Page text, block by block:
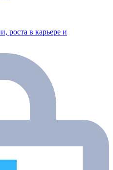
роста в карьере и